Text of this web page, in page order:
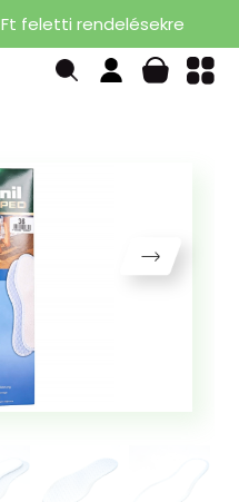
feletti rendelésekre